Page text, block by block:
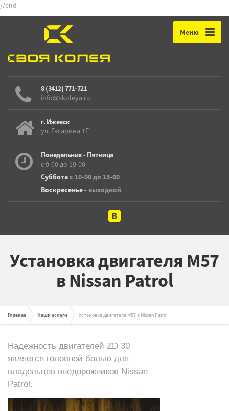
//end
Меню
8 (3412) 771-721
info@skoleya.ru
г. Ижевск
ул. Гагарина 1Г
Понедельник - Пятница
с 9-00 до 19-00
Субботас 10-00 до 15-00
Воскресенье - выходной
Установка двигателя M57
в Nissan Patrol
Главная Наши услуги Установка двигателя M57 в Nissan Patrol
Надежность двигателей ZD 30
является головной болью для
владельцев внедорожников Nissan
Patrol.